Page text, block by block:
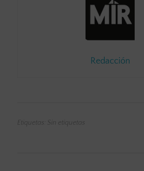
Redacción
Etiquetas: Sin etiquetas